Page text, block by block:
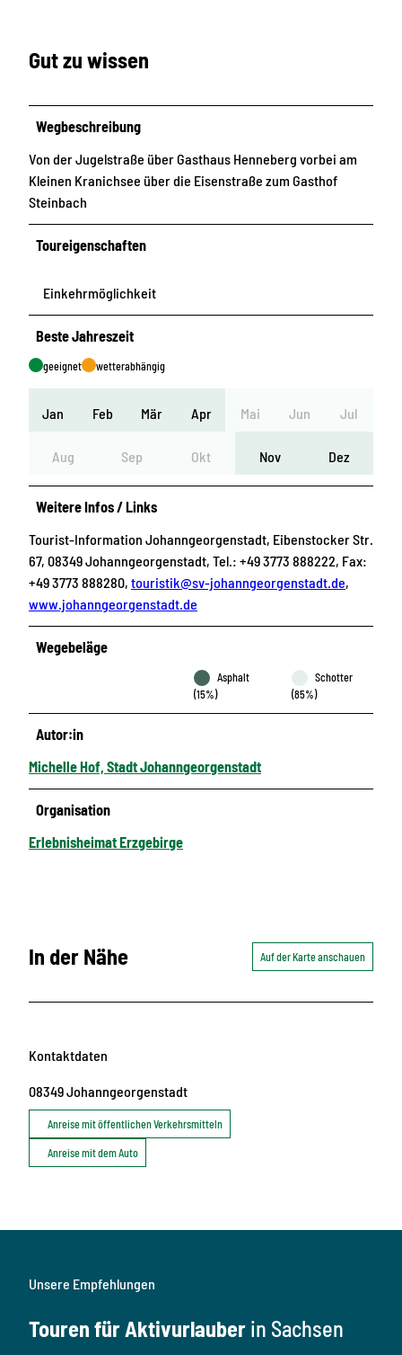
Gut zu wissen
Wegbeschreibung
Von der Jugelstraße über Gasthaus Henneberg vorbei am
Kleinen Kranichsee über die Eisenstraße zum Gasthof
Steinbach
Toureigenschaften
Einkehrmöglichkeit
Beste Jahreszeit
geeignet wetterabhängig
Jan Feb Mär Apr Mai Jun Jul
Aug Sep Okt Nov Dez
Weitere Infos / Links
Tourist-Information Johanngeorgenstadt, Eibenstocker Str.
67, 08349 Johanngeorgenstadt, Tel.: +49 3773 888222, Fax:
+49 3773 888280, touristik@sv-johanngeorgenstadt.de,
www.johanngeorgenstadt.de
Wegebeläge
Asphalt
(15%)
Schotter
(85%)
Autor:in
Michelle Hof, Stadt Johanngeorgenstadt
Organisation
Erlebnisheimat Erzgebirge
In der Nähe Auf der Karte anschauen
Kontaktdaten
08349Johanngeorgenstadt
Anreise mit öffentlichen Verkehrsmitteln
Anreise mit dem Auto
Unsere Empfehlungen
Touren für Aktivurlauber in Sachsen